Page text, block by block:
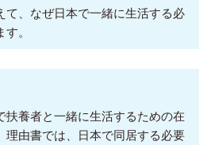
て、なぜ日本で一緒に生活する必
。
扶養者と一緒に生活するための在
理由書では、日本で同居する必要